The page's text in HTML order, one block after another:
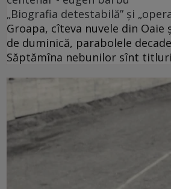
„Biografia detestabilă” și
Groapa, cîteva nuvele din Oaie
de duminică, parabolele
Săptămîna nebunilor sînt